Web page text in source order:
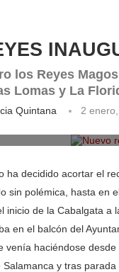
los Reyes
Lomas y La
Quintana
2
ha decidido acortar el
sin polémica, hasta en
inicio de la Cabalgata a
en el balcón del
venía haciéndose
Salamanca y tras